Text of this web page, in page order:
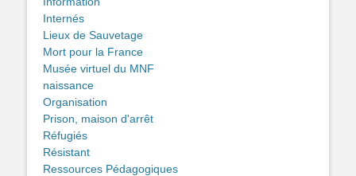
Internés
Lieux de Sauvetage
Mort pour la France
Musée virtuel du MNF
naissance
Organisation
Prison, maison d'arrêt
Réfugiés
Résistant
Ressources Pédagogiques